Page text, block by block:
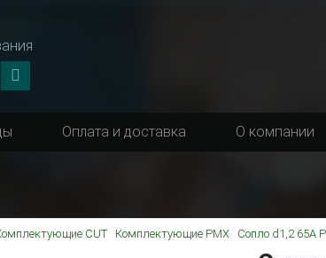
Оплата и доставка О компании
CUT Комплектующие PMX Сопло d1,2 65A